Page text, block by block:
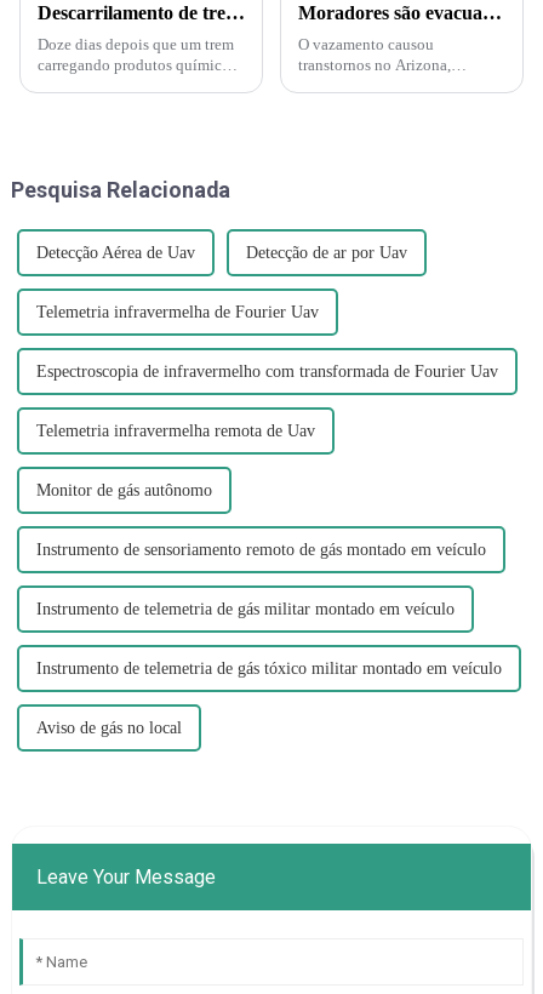
Descarrilamento de trem em Ohio gera medo de substâncias tóxicas entre moradores de cidade pequena.
Doze dias depois que um trem
carregando produtos químicos
Moradores são evacuados após vazamento de ácido nítrico no Arizona – Mas o que é esse ácido?
O vazamento causou
transtornos no Arizona,
Pesquisa Relacionada
Detecção Aérea de Uav Detecção de ar por Uav
Telemetria infravermelha de Fourier Uav
Espectroscopia de infravermelho com transformada de Fourier Uav
Telemetria infravermelha remota de Uav
Monitor de gás autônomo
Instrumento de sensoriamento remoto de gás montado em veículo
Instrumento de telemetria de gás militar montado em veículo
Instrumento de telemetria de gás tóxico militar montado em veículo
Aviso de gás no local
Leave Your Message